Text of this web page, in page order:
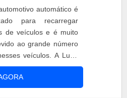
automático é
para recarregar
de veículos e é muito
ao grande número
veículos. A Luffe
automotiva com
pois nosso produto
o que significa